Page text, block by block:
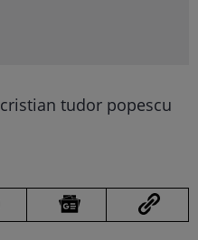
cristian tudor popescu